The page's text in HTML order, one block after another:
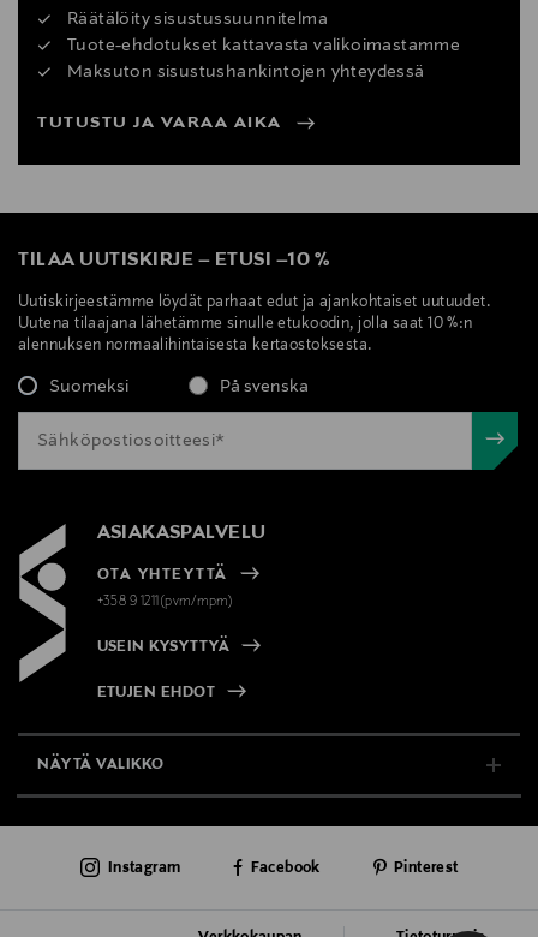
Räätälöity sisustussuunnitelma
Tuote-ehdotukset kattavasta valikoimastamme
Maksuton sisustushankintojen yhteydessä
TUTUSTU JA VARAA AIKA
TILAA UUTISKIRJE – ETUSI –10 %
Uutiskirjeestämme löydät parhaat edut ja ajankohtaiset uutuudet.
Uutena tilaajana lähetämme sinulle etukoodin, jolla saat 10 %:n
alennuksen normaalihintaisesta kertaostoksesta.
Suomeksi På svenska
ASIAKASPALVELU
OTA YHTEYTTÄ
+358 9 1211(pvm/mpm)
USEIN KYSYTTYÄ
ETUJEN EHDOT
NÄYTÄ VALIKKO
AJANKOHTAISTA
Instagram Facebook Pinterest